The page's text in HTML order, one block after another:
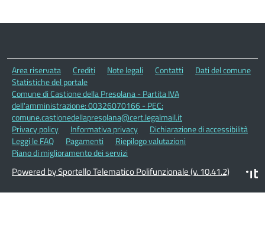
Area riservata Crediti Note legali Contatti
Dati del comune
Statistiche del portale
Comune di Castione della Presolana - Partita IVA
dell'amministrazione: 00326070166 - PEC:
comune.castionedellapresolana@cert.legalmail.it
Privacy policy
Informativa privacy
Dichiarazione di accessibilità
Leggi le FAQ
Pagamenti
Riepilogo valutazioni
Piano di miglioramento dei servizi
Powered by Sportello Telematico Polifunzionale (v. 10.41.2)